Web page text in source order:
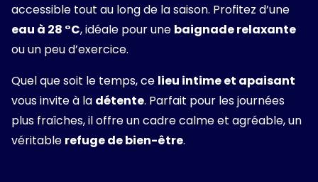
accessible tout au long de la saison. Profitez d’une
eau à 28 °C, idéale pour une baignade relaxante
ou un peu d’exercice.
Quel que soit le temps, ce lieu intime et apaisant
vous invite à la détente. Parfait pour les journées
plus fraîches, il offre un cadre calme et agréable, un
véritable refuge de bien-être.